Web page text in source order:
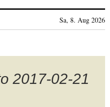
Sa, 8. Aug 2026
2017-02-21